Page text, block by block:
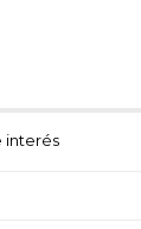
interés